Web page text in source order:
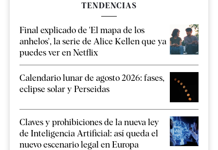
TENDENCIAS
Final explicado de 'El mapa de los
anhelos', la serie de Alice Kellen que ya
puedes ver en Netflix
Calendario lunar de agosto 2026: fases,
eclipse solar y Perseidas
Claves y prohibiciones de la nueva ley
de Inteligencia Artificial: así queda el
nuevo escenario legal en Europa